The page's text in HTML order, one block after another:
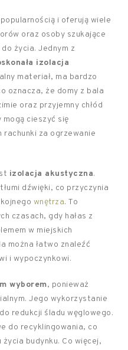
i oferują wiele
oraz osoby szukające
życia. Jednym z
izolacja
materiał, ma bardzo
oznacza, że domy z bala
oraz przyjemny chłód
cieszyć się
rachunki za ogrzewanie
izolacja akustyczna.
dźwięki, co przyczynia
wnętrza. To
czasach, gdy hałas z
w miejskich
można łatwo znaleźć
i wypoczynkowi.
wyborem, ponieważ
Jego wykorzystanie
redukcji śladu węglowego.
do recyklingowania, co
budynku. Co więcej,